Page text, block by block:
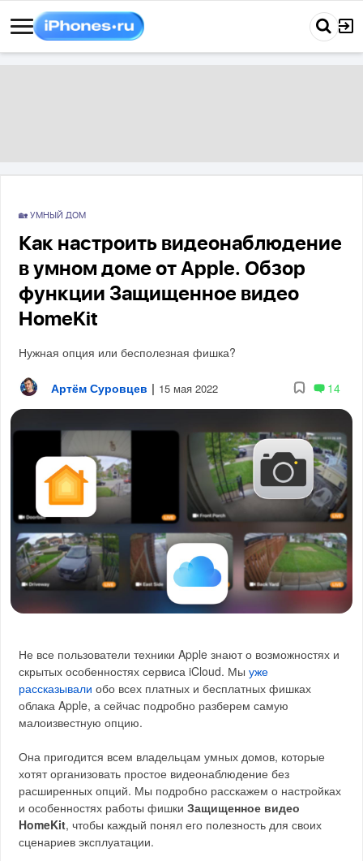
🏡 УМНЫЙ ДОМ
Как настроить видеонаблюдение
в умном доме от Apple. Обзор
функции Защищенное видео
HomeKit
Нужная опция или бесполезная фишка?
Артём Суровцев | 15 мая 2022 14
Не все пользователи техники Apple знают о возможностях и
скрытых особенностях сервиса iCloud. Мыуже
рассказывали обо всех платных и бесплатных фишках
облака Apple, а сейчас подробно разберем самую
малоизвестную опцию.
Она пригодится всем владельцам умных домов, которые
хотят организовать простое видеонаблюдение без
расширенных опций. Мы подробно расскажем о настройках
и особенностях работы фишкиЗащищенное видео
HomeKit, чтобы каждый понял его полезность для своих
сценариев эксплуатации.